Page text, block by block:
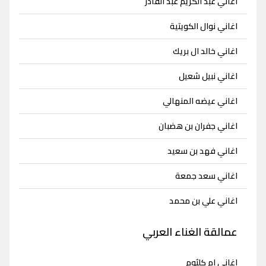
اغاني نوال الكويتية
اغاني خالد ال بريك
اغاني نبيل شعيل
اغاني عيضه المنهالي
اغاني جفران بن هضبان
اغاني فهد بن سعيد
اغاني سعد جمعة
اغاني علي بن محمد
عمالقة الغناء العربي
اغاني ام كلثوم